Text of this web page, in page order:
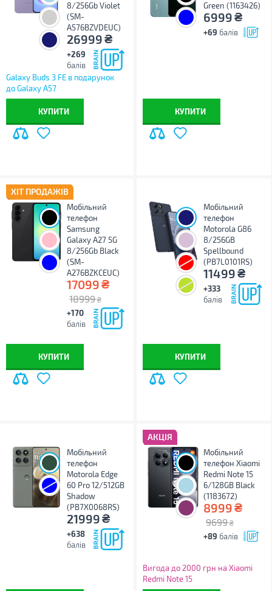
8/256Gb Violet
(SM-
A576BZVDEUC)
26999₴
+269
балів
Galaxy Buds 3 FE в подарунок
до Galaxy A57
КУПИТИ
Green (1163426)
6999₴
+69 балів
КУПИТИ
ХІТ ПРОДАЖІВ
Мобільний
телефон
Samsung
Galaxy A27 5G
8/256Gb Black
(SM-
A276BZKCEUC)
17099₴
18999 ₴
+170
балів
КУПИТИ
Мобільний
телефон
Motorola G86
8/256GB
Spellbound
(PB7L0101RS)
11499₴
+333
балів
КУПИТИ
Мобільний
телефон
Motorola Edge
60 Pro 12/512GB
Shadow
(PB7X0068RS)
21999₴
+638
балів
АКЦІЯ
Мобільний
телефон Xiaomi
Redmi Note 15
6/128GB Black
(1183672)
8999₴
9699 ₴
+89 балів
Вигода до 2000 грн на Xiaomi
Redmi Note 15